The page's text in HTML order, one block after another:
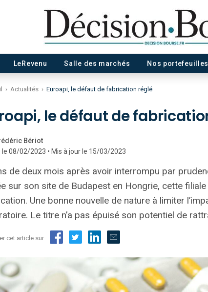
LeRevenu Salle des marchés Nos portefeuilles
› Actualités › Euroapi, le défaut de fabrication réglé
le défaut de
Bériot
le 08/02/2023 • Mis à jour le 15/03/2023
de deux mois après avoir interrompu par
sur son site de Budapest en Hongrie, cette
Une bonne nouvelle de nature à limiter
Le titre n’a pas épuisé son potentiel de
cet article sur